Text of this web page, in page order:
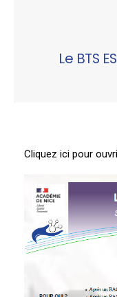
Le BTS
Cliquez ici pour